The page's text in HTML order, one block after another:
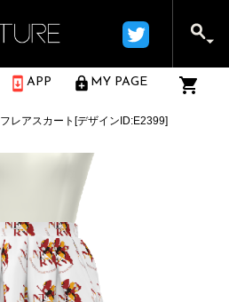
APP MY PAGE
フレアスカート[デザインID:E2399]